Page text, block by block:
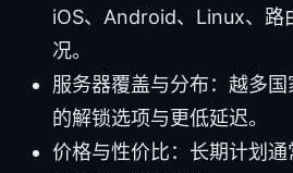
iOS、Android、Linux、路
况。
服务器覆盖与分布：越多
的解锁选项与更低延迟。
价格与性价比：长期计划